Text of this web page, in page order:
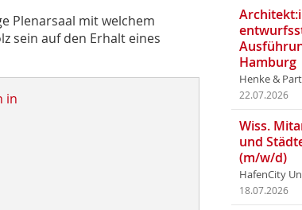
Plenarsaal mit welchem
sein auf den Erhalt eines
in
Hamburg
Henke &
22.07.2026
Wiss.
und
(m/w/d)
HafenCity
18.07.2026